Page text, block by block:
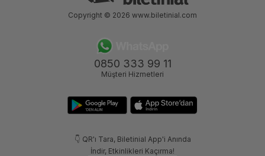
0850 333 99 11
Müşteri Hizmetleri
👇 QR'ı Tara, Biletinial App'i Anında
İndir, Etkinlikleri Kaçırma!
Copyright © 2026 www.biletinial.com